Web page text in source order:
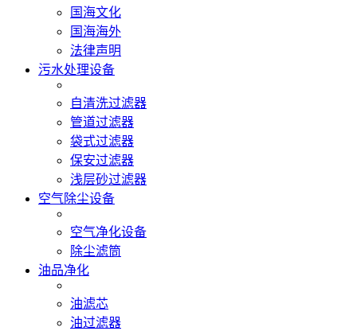
国海文化
国海海外
法律声明
污水处理设备
自清洗过滤器
管道过滤器
袋式过滤器
保安过滤器
浅层砂过滤器
空气除尘设备
空气净化设备
除尘滤筒
油品净化
油滤芯
油过滤器